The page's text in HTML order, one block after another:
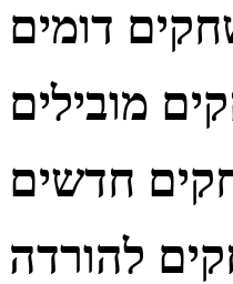
דומים
מובילים
חדשים
להורדה